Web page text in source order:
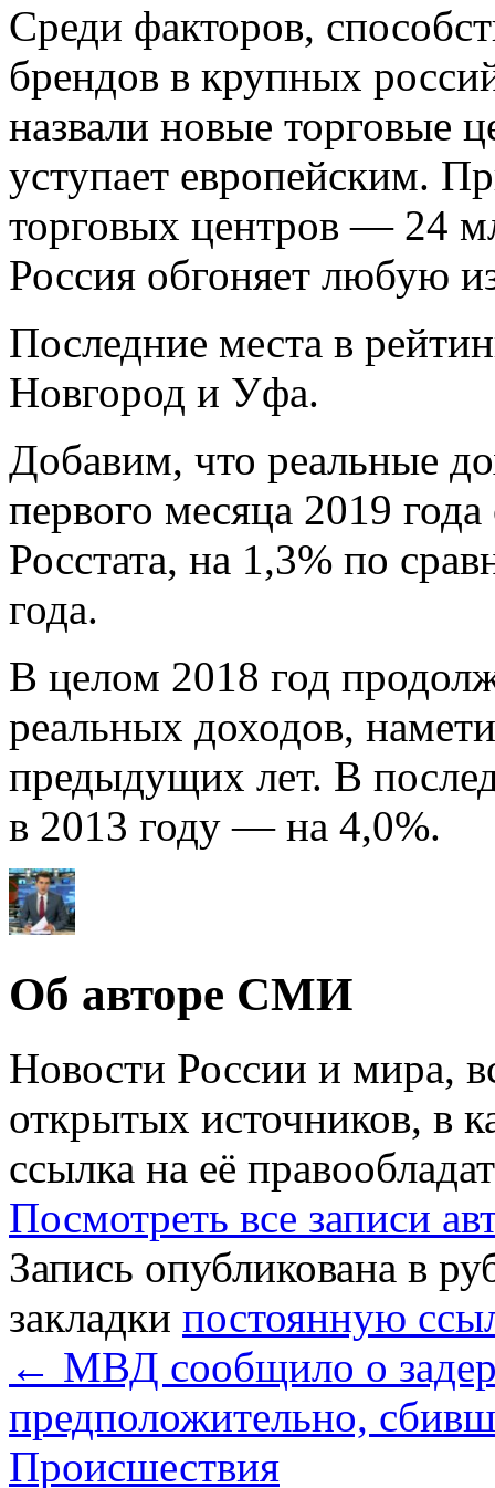
Среди факторов,
брендов в крупных
назвали новые торговые
уступает европейским.
торговых центров — 24
Россия обгоняет любую
Последние места в
Новгород и Уфа.
Добавим, что реальные
первого месяца 2019
Росстата, на 1,3% по
года.
В целом 2018 год
реальных доходов,
предыдущих лет. В
в 2013 году — на 4,0%.
Об авторе СМИ
Новости России и мира,
открытых источников, в
ссылка на её
Посмотреть все записи
Запись опубликована в
закладки постоянную
← МВД сообщило о
предположительно,
Происшествия